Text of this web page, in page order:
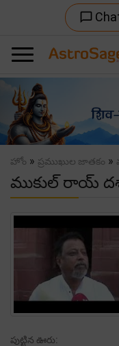
chat_bubble_outline
Previous
హోం » ప్రముఖుల జాతకం »
ముకుల్ రాయ్
పుట్టిన ఊరు: